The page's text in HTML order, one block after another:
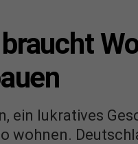
ein lukratives
wohnen.